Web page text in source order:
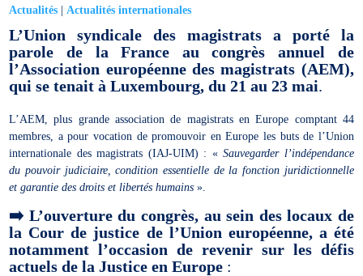
Actualités
Actualités internationales
L’Union syndicale des magistrats a porté la
parole de la France au congrès annuel de
l’Association européenne des magistrats (AEM),
qui se tenait à Luxembourg, du 21 au 23 mai.
L’AEM, plus grande association de magistrats en Europe comptant 44
membres, a pour vocation de promouvoir en Europe les buts de l’Union
internationale des magistrats (IAJ-UIM) : «Sauvegarder l’indépendance
du pouvoir judiciaire, condition essentielle de la fonction juridictionnelle
et garantie des droits et libertés humains ».
➡️ L’ouverture du congrès, au sein des locaux de
la Cour de justice de l’Union européenne, a été
notamment l’occasion de revenir sur les défis
actuels de la Justice en Europe :